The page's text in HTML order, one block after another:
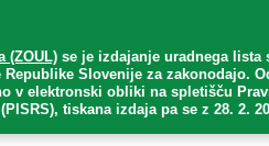
(ZOUL) se je izdajanje uradnega lista
Republike Slovenije za zakonodajo.
v elektronski obliki na spletišču
tiskana izdaja pa se z 28. 2.